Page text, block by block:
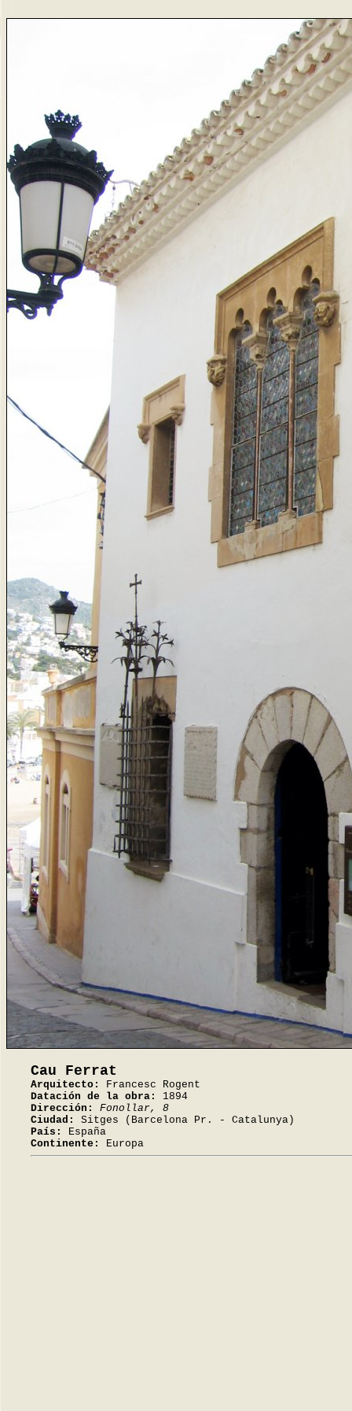
Cau Ferrat
Arquitecto:
Francesc Rogent
Datación de la obra:
1894
Dirección:
Fonollar, 8
Ciudad:
Sitges (Barcelona Pr. - Catalunya)
País:
España
Continente:
Europa